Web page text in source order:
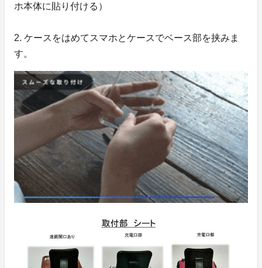
ホ本体に貼り付ける）
2. ケースをはめてスマホとケースでベース部を挟みま
す。